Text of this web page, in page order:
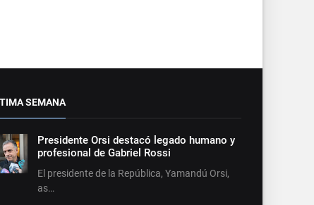
SEMANA
Presidente Orsi destacó legado humano y
profesional de Gabriel Rossi
El presidente de la República, Yamandú Orsi,
as…